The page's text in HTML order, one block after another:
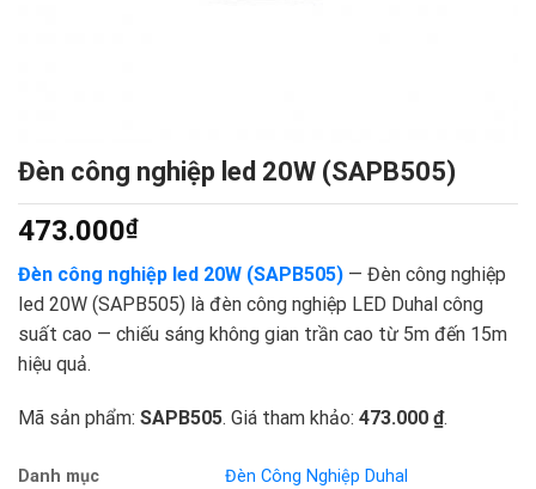
Đèn công nghiệp led 20W (SAPB505)
473.000₫
Đèn công nghiệp led 20W (SAPB505) — Đèn công nghiệp
led 20W (SAPB505) là đèn công nghiệp LED Duhal công
suất cao — chiếu sáng không gian trần cao từ 5m đến 15m
hiệu quả.
Mã sản phẩm: SAPB505. Giá tham khảo: 473.000 ₫.
Danh mục
Đèn Công Nghiệp Duhal